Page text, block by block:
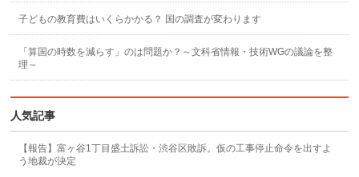
子どもの教育費はいくらかかる？ 国の調査が変わります
「算国の時数を減らす」のは問題か？～文科省情報・技術WGの議論を整
理～
人気記事
【報告】富ヶ谷1丁目盛土訴訟・渋谷区敗訴。仮の工事停止命令を出すよ
う地裁が決定